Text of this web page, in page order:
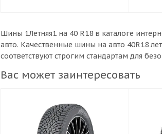
Шины 1Летняя1 на 40 R18 в каталоге
авто. Качественные шины на авто 40R18
соответствуют строгим стандартам для
Вас может заинтересовать